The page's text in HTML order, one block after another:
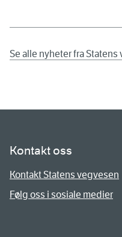
Se alle nyheter fra Statens
Kontakt oss
Kontakt Statens vegvesen
Følg oss i sosiale medier